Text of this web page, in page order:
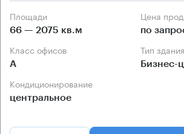
Площади
66 — 2075 кв.м
Цена
по
Класс офисов
А
Тип здания
Бизнес-
Кондиционирование
центральное